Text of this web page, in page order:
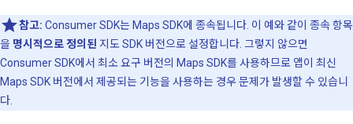
참고: Consumer SDK는 Maps SDK에 종속됩니다. 이 예와 같이 종속 항목
을 명시적으로 정의된 지도 SDK 버전으로 설정합니다. 그렇지 않으면
Consumer SDK에서 최소 요구 버전의 Maps SDK를 사용하므로 앱이 최신
Maps SDK 버전에서 제공되는 기능을 사용하는 경우 문제가 발생할 수 있습니
다.